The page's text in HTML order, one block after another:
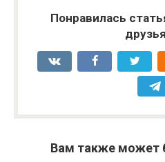
Понравилась
Вам также может